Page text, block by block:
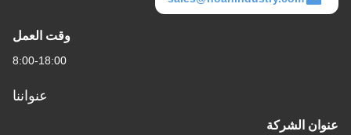
وقت العمل
8:00-18:00
عنواننا
عنوان الشركة